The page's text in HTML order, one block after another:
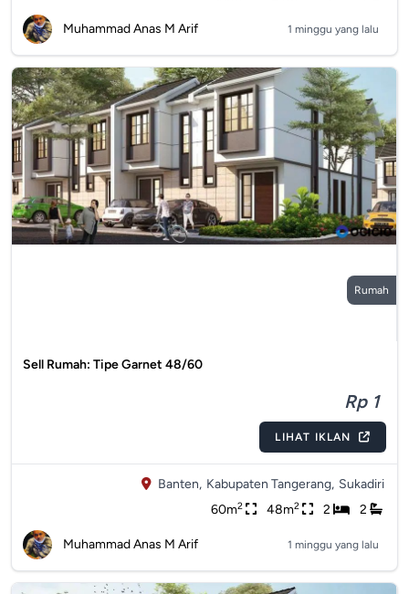
Muhammad Anas M Arif 1 minggu yang lalu
Rumah
Sell Rumah: Tipe Garnet 48/60
Rp 1
LIHAT IKLAN
Banten, Kabupaten Tangerang, Sukadiri
60m2 48m2 2 2
Muhammad Anas M Arif 1 minggu yang lalu